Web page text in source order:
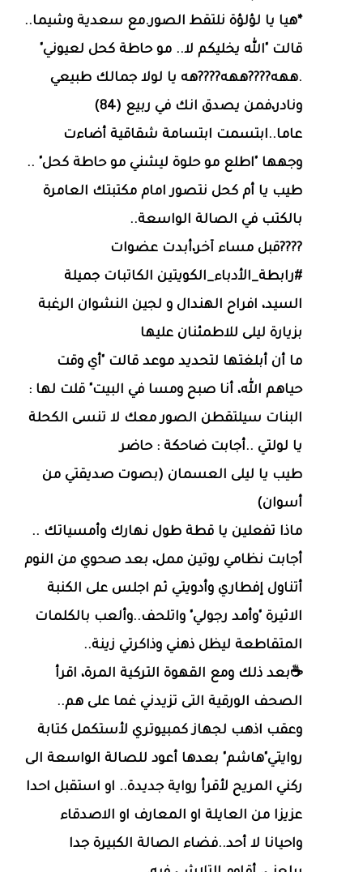
*هيا يا لؤلؤة نلتقط الصور.مع سعدية وشيما..
قالت "الله يخليكم لا.. مو حاطة كحل لعيوني"
.ههه????ههه????هه يا لولا جمالك طبيعي
ونادر،فمن يصدق انك في ربيع (84)
عاما..ابتسمت ابتسامة شقاقية أضاءت
وجهها "اطلع مو حلوة ليشني مو حاطة كحل" ..
طيب يا أم كحل نتصور امام مكتبتك العامرة
بالكتب في الصالة الواسعة..
????قبل مساء آخر،أبدت عضوات
#رابطة_الأدباء_الكويتين الكاتبات جميلة
السيد، افراح الهندال و لجين النشوان الرغبة
بزيارة ليلى للاطمئنان عليها
ما أن أبلغتها لتحديد موعد قالت "أي وقت
حياهم الله، أنا صبح ومسا في البيت" قلت لها :
البنات سيلتقطن الصور معك لا تنسى الكحلة
يا لولتي ..أجابت ضاحكة : حاضر
طيب يا ليلى العسمان (بصوت صديقتي من
أسوان)
ماذا تفعلين يا قطة طول نهارك وأمسياتك ..
أجابت نظامي روتين ممل، بعد صحوي من النوم
أتناول إفطاري وأدويتي ثم اجلس على الكنبة
الاثيرة "وأمد رجولي" واتلحف..وألعب بالكلمات
المتقاطعة ليظل ذهني وذاكرتي زينة..
☕️بعد ذلك ومع القهوة التركية المرة، اقرأ
الصحف الورقية التى تزيدني غما على هم..
وعقب اذهب لجهاز كمبيوتري لأستكمل كتابة
روايتي"هاشم" بعدها أعود للصالة الواسعة الى
ركني المريح لأقرأ رواية جديدة.. او استقبل احدا
عزيزا من العايلة او المعارف او الاصدقاء
واحيانا لا أحد..فضاء الصالة الكبيرة جدا